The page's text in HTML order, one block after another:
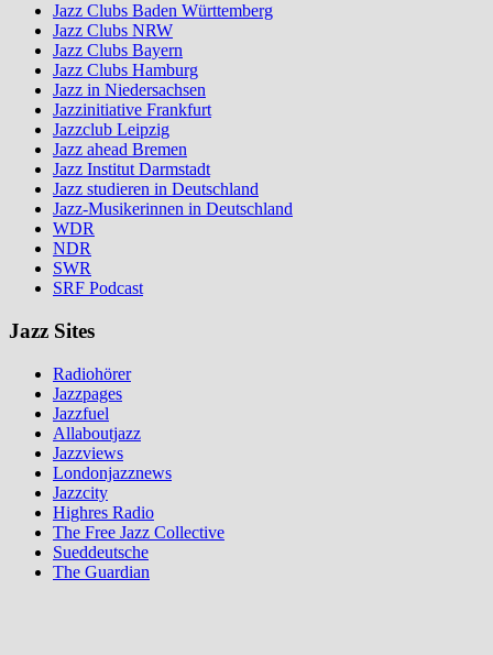
Jazz Clubs Baden Württemberg
Jazz Clubs NRW
Jazz Clubs Bayern
Jazz Clubs Hamburg
Jazz in Niedersachsen
Jazzinitiative Frankfurt
Jazzclub Leipzig
Jazz ahead Bremen
Jazz Institut Darmstadt
Jazz studieren in Deutschland
Jazz-Musikerinnen in Deutschland
WDR
NDR
SWR
SRF Podcast
Jazz Sites
Radiohörer
Jazzpages
Jazzfuel
Allaboutjazz
Jazzviews
Londonjazznews
Jazzcity
Highres Radio
The Free Jazz Collective
Sueddeutsche
The Guardian